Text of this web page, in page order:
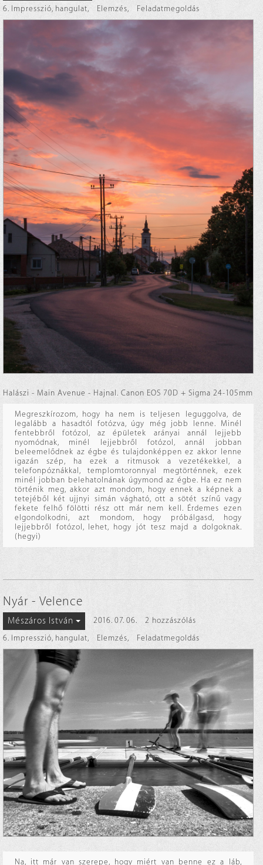
6. Impresszió, hangulat, Elemzés, Feladatmegoldás
Halászi - Main Avenue - Hajnal. Canon EOS 70D + Sigma 24-105mm
Megreszkírozom, hogy ha nem is teljesen leguggolva, de
legalább a hasadtól fotózva, úgy még jobb lenne. Minél
fentebbről fotózol, az épületek arányai annál lejjebb
nyomódnak, minél lejjebbről fotózol, annál jobban
beleemelődnek az égbe és tulajdonképpen ez akkor lenne
igazán szép, ha ezek a ritmusok a vezetékekkel, a
telefonpóznákkal, templomtoronnyal megtörténnek, ezek
minél jobban belehatolnának úgymond az égbe. Ha ez nem
történik meg, akkor azt mondom, hogy ennek a képnek a
tetejéből két ujjnyi simán vágható, ott a sötét színű vagy
fekete felhő fölötti rész ott már nem kell. Érdemes ezen
elgondolkodni, azt mondom, hogy próbálgasd, hogy
lejjebbről fotózol, lehet, hogy jót tesz majd a dolgoknak.
(hegyi)
Nyár - Velence
Mészáros István 2016. 07. 06.
2 hozzászólás
6. Impresszió, hangulat, Elemzés, Feladatmegoldás
Na, itt már van szerepe, hogy miért van benne ez a láb,